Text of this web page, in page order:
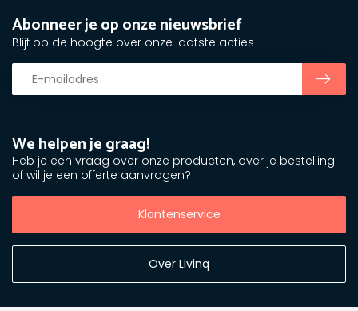
We helpen je graag!
Heb je een vraag over onze producten, over je bestelling
of wil je een offerte aanvragen?
Klantenservice
Over Livinq
Abonneer je op onze nieuwsbrief
Blijf op de hoogte over onze laatste acties